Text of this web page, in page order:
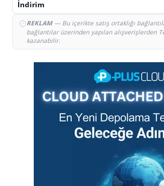
İndirim
REKLAM— Bu içerikte satış ortaklığı
bağlantılar üzerinden yapılan alışverişlerden
kazanabilir.